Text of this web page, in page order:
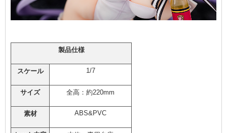
製品仕様
スケール 1/7
サイズ 全高：約220mm
素材 ABS&PVC